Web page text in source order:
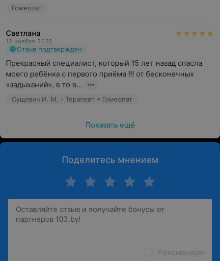
Гомеопат
Светлана
12 ноября 2025
Отзыв подтвержден
Прекрасный специалист, который 15 лет назад спасла
моего ребёнка с первого приёма !!! от бесконечных
«задыханий», в то в...
Сущевич И. М. - Терапевт • Гомеопат
Показать ещё
Поделитесь мнением
Рекомендую